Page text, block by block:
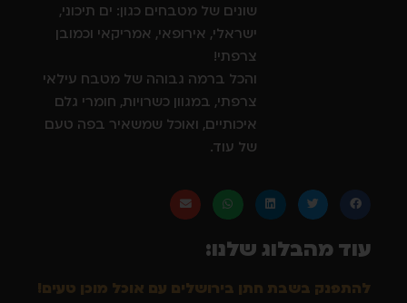
שונים של מטבחים כגון: ים תיכוני,
ישראלי, אירופאי, אמריקאי וכמובן
צרפתי!
והכל ברמה גבוהה של מטבח עילאי
צרפתי, במגוון כשרויות, חומרי גלם
איכותיים, ואוכל שמשאיר בפה טעם
של עוד.
עוד מהבלוג שלנו:
להתפנק בשבת חתן בירושלים עם אוכל מוכן טעים!